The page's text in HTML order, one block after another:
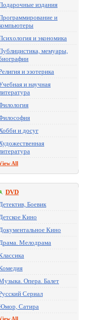
издания
и
и экономика
мемуары,
и эзотерика
и научная
и досуг
All
DVD
Боевик
Кино
Кино
Мелодрама
Опера. Балет
Сериал
Сатира
All